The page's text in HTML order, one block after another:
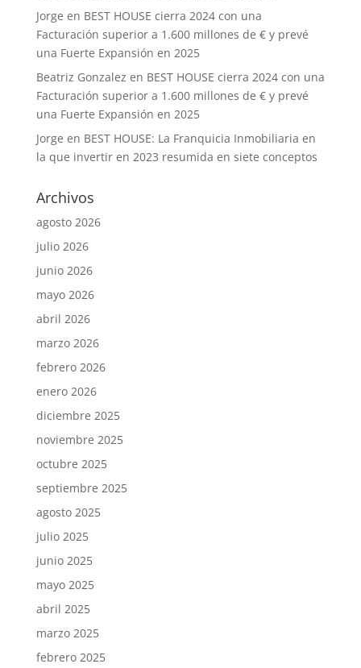
Jorge en BEST HOUSE cierra 2024 con una
Facturación superior a 1.600 millones de € y prevé
una Fuerte Expansión en 2025
Beatriz Gonzalez en BEST HOUSE cierra 2024 con una
Facturación superior a 1.600 millones de € y prevé
una Fuerte Expansión en 2025
Jorge en BEST HOUSE: La Franquicia Inmobiliaria en
la que invertir en 2023 resumida en siete conceptos
Archivos
agosto 2026
julio 2026
junio 2026
mayo 2026
abril 2026
marzo 2026
febrero 2026
enero 2026
diciembre 2025
noviembre 2025
octubre 2025
septiembre 2025
agosto 2025
julio 2025
junio 2025
mayo 2025
abril 2025
marzo 2025
febrero 2025